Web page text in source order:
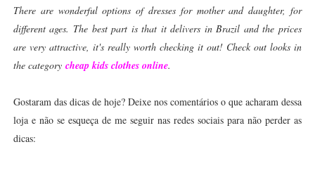
There are wonderful options of dresses for mother and daughter, for
different ages. The best part is that it delivers in Brazil and the prices
are very attractive, it's really worth checking it out! Check out looks in
the category cheap kids clothes online.
Gostaram das dicas de hoje? Deixe nos comentários o que acharam dessa
loja e não se esqueça de me seguir nas redes sociais para não perder as
dicas: